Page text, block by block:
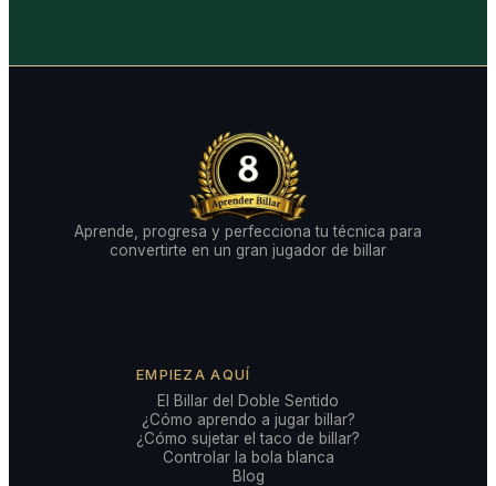
Aprende, progresa y perfecciona tu técnica para
convertirte en un gran jugador de billar
EMPIEZA AQUÍ
El Billar del Doble Sentido
¿Cómo aprendo a jugar billar?
¿Cómo sujetar el taco de billar?
Controlar la bola blanca
Blog